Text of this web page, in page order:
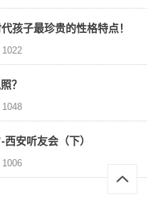
孩子最珍贵的性格特点！
1022
？
1048
安听友会（下）
1006